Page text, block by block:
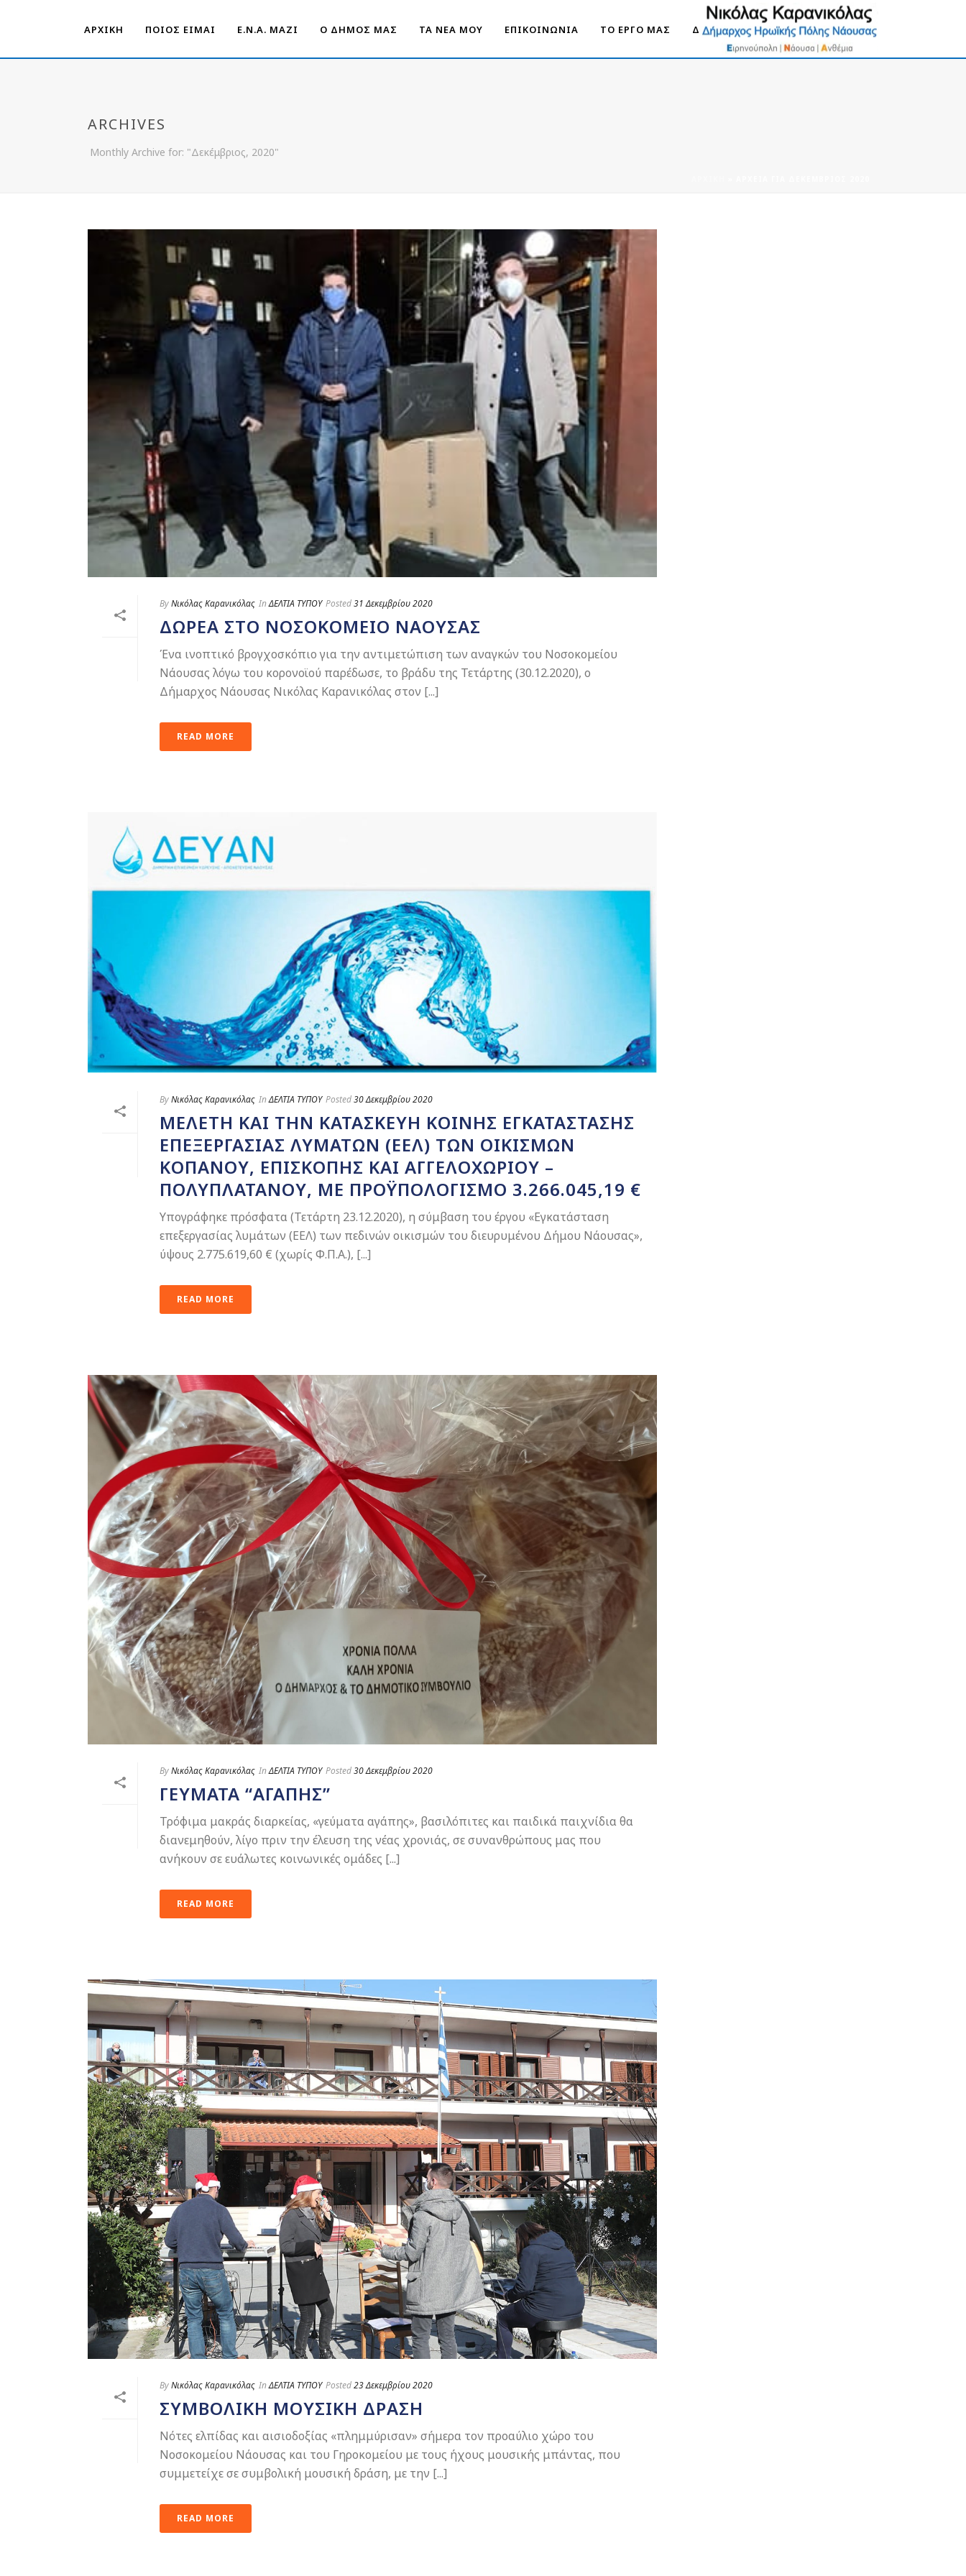
ΑΡΧΙΚΗ ΠΟΙΟΣ ΕΙΜΑΙ Ε.Ν.Α. ΜΑΖΊ Ο ΔΗΜΟΣ ΜΑΣ ΤΑ ΝΕΑ ΜΟΥ ΕΠΙΚΟΙΝΩΝΙΑ ΤΟ ΕΡΓΟ ΜΑΣ ΔΗΜΟΣ ΝΑΟΥΣΑΣ 2030
ARCHIVES
Monthly Archive for: "Δεκέμβριος, 2020"
ByΝικόλας Καρανικόλας InΔΕΛΤΙΑ ΤΥΠΟΥ Posted31 Δεκεμβρίου 2020
ΔΩΡΕΆ ΣΤΟ ΝΟΣΟΚΟΜΕΊΟ ΝΆΟΥΣΑΣ
Ένα ινοπτικό βρογχοσκόπιο για την αντιμετώπιση των αναγκών του Νοσοκοµείου
Νάουσας λόγω του κορονοϊού παρέδωσε, το βράδυ της Τετάρτης (30.12.2020), ο
Δήμαρχος Νάουσας Νικόλας Καρανικόλας στον [...]
READ MORE
ByΝικόλας Καρανικόλας InΔΕΛΤΙΑ ΤΥΠΟΥ Posted30 Δεκεμβρίου 2020
ΜΕΛΈΤΗ ΚΑΙ ΤΗΝ ΚΑΤΑΣΚΕΥΉ ΚΟΙΝΉΣ ΕΓΚΑΤΆΣΤΑΣΗΣ
ΕΠΕΞΕΡΓΑΣΊΑΣ ΛΥΜΆΤΩΝ (ΕΕΛ) ΤΩΝ ΟΙΚΙΣΜΏΝ
ΚΟΠΑΝΟΎ, ΕΠΙΣΚΟΠΉΣ ΚΑΙ ΑΓΓΕΛΟΧΩΡΊΟΥ –
ΠΟΛΥΠΛΑΤΆΝΟΥ, ΜΕ ΠΡΟΫΠΟΛΟΓΙΣΜΌ 3.266.045,19 €
Υπογράφηκε πρόσφατα (Τετάρτη 23.12.2020), η σύμβαση του έργου «Εγκατάσταση
επεξεργασίας λυμάτων (ΕΕΛ) των πεδινών οικισμών του διευρυμένου Δήμου Νάουσας»,
ύψους 2.775.619,60 € (χωρίς Φ.Π.Α.), [...]
READ MORE
ByΝικόλας Καρανικόλας InΔΕΛΤΙΑ ΤΥΠΟΥ Posted30 Δεκεμβρίου 2020
ΓΕΎΜΑΤΑ “ΑΓΆΠΗΣ”
Τρόφιμα μακράς διαρκείας, «γεύματα αγάπης», βασιλόπιτες και παιδικά παιχνίδια θα
διανεμηθούν, λίγο πριν την έλευση της νέας χρονιάς, σε συνανθρώπους μας που
ανήκουν σε ευάλωτες κοινωνικές ομάδες [...]
READ MORE
ByΝικόλας Καρανικόλας InΔΕΛΤΙΑ ΤΥΠΟΥ Posted23 Δεκεμβρίου 2020
ΣΥΜΒΟΛΙΚΉ ΜΟΥΣΙΚΉ ΔΡΆΣΗ
Νότες ελπίδας και αισιοδοξίας «πλημμύρισαν» σήμερα τον προαύλιο χώρο του
Νοσοκομείου Νάουσας και του Γηροκομείου με τους ήχους μουσικής μπάντας, που
συμμετείχε σε συμβολική μουσική δράση, με την [...]
READ MORE